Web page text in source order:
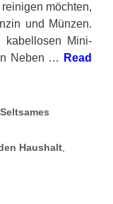
möchten,
und Münzen.
kabellosen Mini-
Neben …
Read
,Seltsames
Haushalt